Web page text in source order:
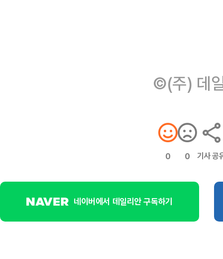
©(주) 데
0 0 기사 공
네이버에서 데일리안 구독하기